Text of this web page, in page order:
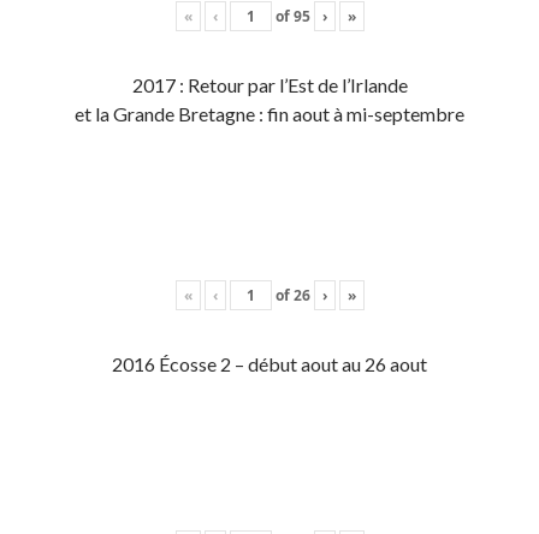
« ‹ of95 › »
2017 : Retour par l’Est de l’Irlande
et la Grande Bretagne : fin aout à mi-septembre
« ‹ of26 › »
2016 Écosse 2 – début aout au 26 aout